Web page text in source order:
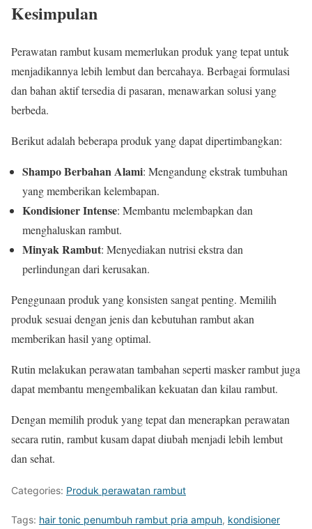
Kesimpulan
Perawatan rambut kusam memerlukan produk yang tepat untuk
menjadikannya lebih lembut dan bercahaya. Berbagai formulasi
dan bahan aktif tersedia di pasaran, menawarkan solusi yang
berbeda.
Berikut adalah beberapa produk yang dapat dipertimbangkan:
Shampo Berbahan Alami: Mengandung ekstrak tumbuhan
yang memberikan kelembapan.
Kondisioner Intense: Membantu melembapkan dan
menghaluskan rambut.
Minyak Rambut: Menyediakan nutrisi ekstra dan
perlindungan dari kerusakan.
Penggunaan produk yang konsisten sangat penting. Memilih
produk sesuai dengan jenis dan kebutuhan rambut akan
memberikan hasil yang optimal.
Rutin melakukan perawatan tambahan seperti masker rambut juga
dapat membantu mengembalikan kekuatan dan kilau rambut.
Dengan memilih produk yang tepat dan menerapkan perawatan
secara rutin, rambut kusam dapat diubah menjadi lebih lembut
dan sehat.
Categories: Produk perawatan rambut
Tags: hair tonic penumbuh rambut pria ampuh, kondisioner